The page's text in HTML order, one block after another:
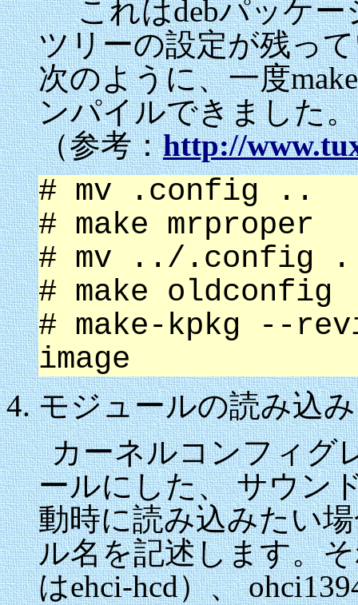
これはdebパッケー
ツリーの設定が残っ
次のように、一度
ンパイルできました。
（参考：http://
# mv .config ..
# make mrproper
# mv ../.config .
# make oldconfig
# make-kpkg --
image
モジュールの読み込み
カーネルコンフィグ
ールにした、 サウン
動時に読み込みたい
ル名を記述します。
はehci-hcd）、